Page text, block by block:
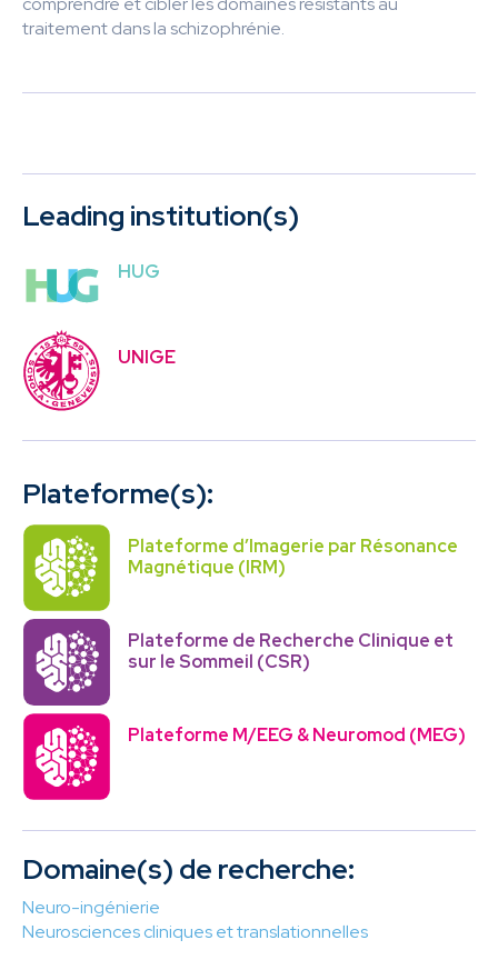
traitement dans la schizophrénie.
Leading institution(s)
HUG
UNIGE
Plateforme(s):
Plateforme d’Imagerie par Résonance
Magnétique (IRM)
Plateforme de Recherche Clinique et
sur le Sommeil (CSR)
Plateforme M/EEG & Neuromod (MEG)
Domaine(s) de recherche:
Neuro-ingénierie
Neurosciences cliniques et translationnelles